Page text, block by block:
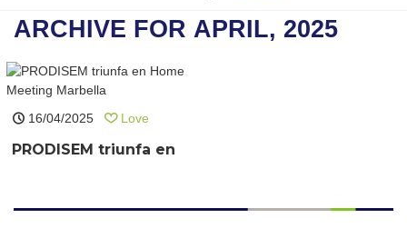
ARCHIVE FOR APRIL, 2025
16/04/2025 Love
PRODISEM triunfa en